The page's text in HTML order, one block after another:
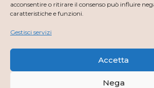
acconsentire o ritirare il consenso può influire
caratteristiche e funzioni.
Gestisci servizi
Accetta
Nega
diprogettohamlet Aprile 30, 2021
Stiamo lavorando per rendere
a cuore l’esperienza e la sicurezza del
sua profilazione…Leggi tutto »